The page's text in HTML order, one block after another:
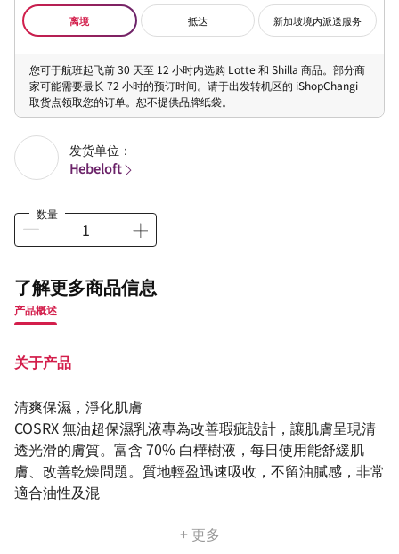
离境 抵达 新加坡境内派送服务
您可于航班起飞前 30 天至 12 小时内选购 Lotte 和 Shilla 商品。部分商
家可能需要最长 72 小时的预订时间。请于出发转机区的 iShopChangi
取货点领取您的订单。恕不提供品牌纸袋。
发货单位：
Hebeloft
数量
了解更多商品信息
产品概述
关于产品
清爽保濕，淨化肌膚
COSRX 無油超保濕乳液專為改善瑕疵設計，讓肌膚呈現清
透光滑的膚質。富含 70% 白樺樹液，每日使用能舒緩肌
膚、改善乾燥問題。質地輕盈迅速吸收，不留油膩感，非常
適合油性及混
+ 更多